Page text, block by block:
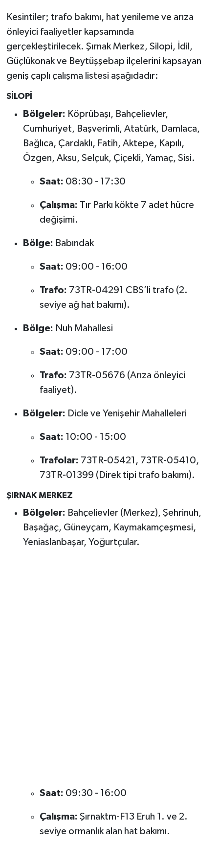
Kesintiler; trafo bakımı, hat yenileme ve arıza
önleyici faaliyetler kapsamında
gerçekleştirilecek. Şırnak Merkez, Silopi, İdil,
Güçlükonak ve Beytüşşebap ilçelerini kapsayan
geniş çaplı çalışma listesi aşağıdadır:
SİLOPİ
Bölgeler: Köprübaşı, Bahçelievler,
Cumhuriyet, Başverimli, Atatürk, Damlaca,
Bağlıca, Çardaklı, Fatih, Aktepe, Kapılı,
Özgen, Aksu, Selçuk, Çiçekli, Yamaç, Sisi.
Saat: 08:30 - 17:30
Çalışma: Tır Parkı kökte 7 adet hücre
değişimi.
Bölge: Babındak
Saat: 09:00 - 16:00
Trafo: 73TR-04291 CBS’li trafo (2.
seviye ağ hat bakımı).
Bölge: Nuh Mahallesi
Saat: 09:00 - 17:00
Trafo: 73TR-05676 (Arıza önleyici
faaliyet).
Bölgeler: Dicle ve Yenişehir Mahalleleri
Saat: 10:00 - 15:00
Trafolar: 73TR-05421, 73TR-05410,
73TR-01399 (Direk tipi trafo bakımı).
ŞIRNAK MERKEZ
Bölgeler: Bahçelievler (Merkez), Şehrinuh,
Başağaç, Güneyçam, Kaymakamçeşmesi,
Yeniaslanbaşar, Yoğurtçular.
Saat: 09:30 - 16:00
Çalışma: Şırnaktm-F13 Eruh 1. ve 2.
seviye ormanlık alan hat bakımı.